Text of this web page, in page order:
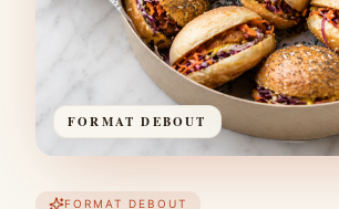
FORMAT DEBOUT
FORMAT DEBOUT